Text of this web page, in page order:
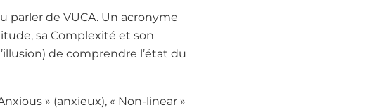
parler de VUCA. Un acronyme
sa Complexité et son
de comprendre l’état du
» (anxieux), « Non-linear »